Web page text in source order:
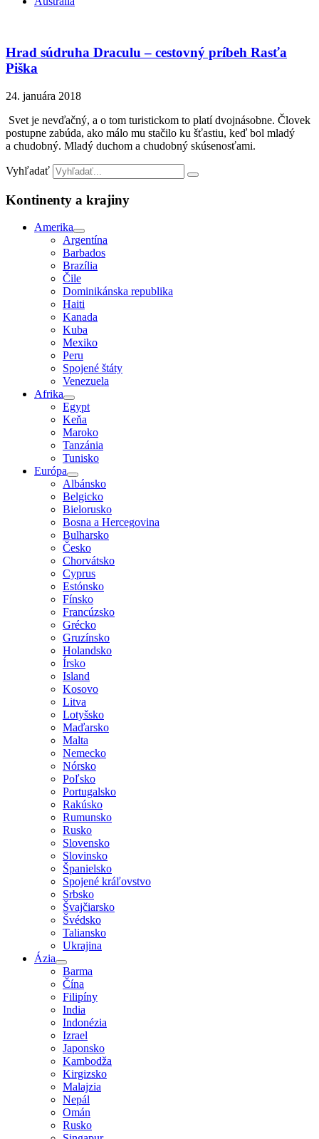
Hrad súdruha Draculu – cestovný príbeh Rasťa
Piška
24. januára 2018
Svet je nevďačný, a o tom turistickom to platí dvojnásobne. Človek
postupne zabúda, ako málo mu stačilo ku šťastiu, keď bol mladý
a chudobný. Mladý duchom a chudobný skúsenosťami.
Vyhľadať
Kontinenty a krajiny
Amerika
Argentína
Barbados
Brazília
Čile
Dominikánska republika
Haiti
Kanada
Kuba
Mexiko
Peru
Spojené štáty
Venezuela
Afrika
Egypt
Keňa
Maroko
Tanzánia
Tunisko
Európa
Albánsko
Belgicko
Bielorusko
Bosna a Hercegovina
Bulharsko
Česko
Chorvátsko
Cyprus
Estónsko
Fínsko
Francúzsko
Grécko
Gruzínsko
Holandsko
Írsko
Island
Kosovo
Litva
Lotyšsko
Maďarsko
Malta
Nemecko
Nórsko
Poľsko
Portugalsko
Rakúsko
Rumunsko
Rusko
Slovensko
Slovinsko
Španielsko
Spojené kráľovstvo
Srbsko
Švajčiarsko
Švédsko
Taliansko
Ukrajina
Ázia
Barma
Čína
Filipíny
India
Indonézia
Izrael
Japonsko
Kambodža
Kirgizsko
Malajzia
Nepál
Omán
Rusko